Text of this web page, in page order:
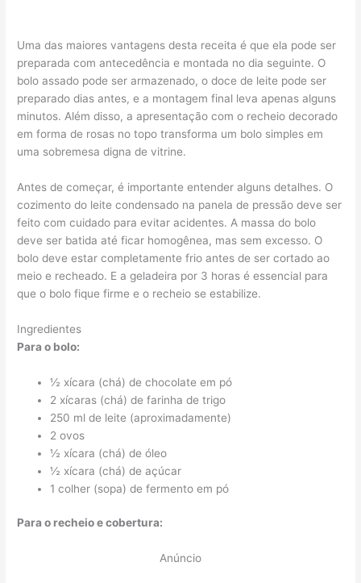
Uma das maiores vantagens desta receita é que ela pode ser
preparada com antecedência e montada no dia seguinte. O
bolo assado pode ser armazenado, o doce de leite pode ser
preparado dias antes, e a montagem final leva apenas alguns
minutos. Além disso, a apresentação com o recheio decorado
em forma de rosas no topo transforma um bolo simples em
uma sobremesa digna de vitrine.
Antes de começar, é importante entender alguns detalhes. O
cozimento do leite condensado na panela de pressão deve ser
feito com cuidado para evitar acidentes. A massa do bolo
deve ser batida até ficar homogênea, mas sem excesso. O
bolo deve estar completamente frio antes de ser cortado ao
meio e recheado. E a geladeira por 3 horas é essencial para
que o bolo fique firme e o recheio se estabilize.
Ingredientes
Para o bolo:
½ xícara (chá) de chocolate em pó
2 xícaras (chá) de farinha de trigo
250 ml de leite (aproximadamente)
2 ovos
½ xícara (chá) de óleo
½ xícara (chá) de açúcar
1 colher (sopa) de fermento em pó
Para o recheio e cobertura:
Anúncio